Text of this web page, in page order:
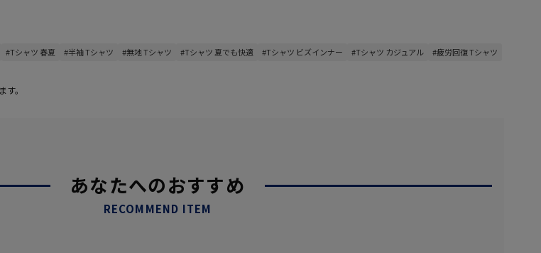
#Tシャツ 春夏 #半袖 Tシャツ #無地 Tシャツ #Tシャツ 夏でも快適 #Tシャツ ビズインナー #Tシャツ カジュアル
#疲労回復 Tシャツ
。
あなたへのおすすめ
RECOMMEND ITEM